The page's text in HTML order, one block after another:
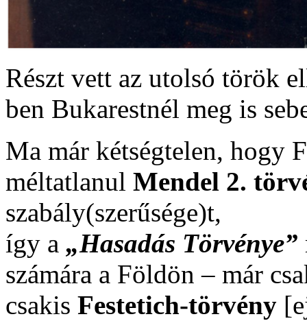
Részt vett az utolsó török
ben Bukarestnél meg is
Ma már kétségtelen, hogy
méltatlanul Mendel 2.
szabály(szerűsége)t,
így a „Hasadás Törvénye”
számára a Földön – már
csakis Festetich-törvény